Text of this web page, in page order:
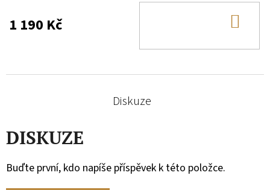
1 190 Kč
Diskuze
DISKUZE
Buďte první, kdo napíše příspěvek k této položce.